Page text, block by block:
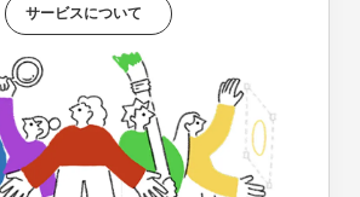
サービスについて